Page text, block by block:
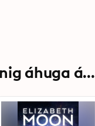
áhuga á...